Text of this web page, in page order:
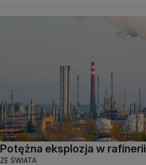
Potężna eksplozja w rafinerii
ZE ŚWIATA